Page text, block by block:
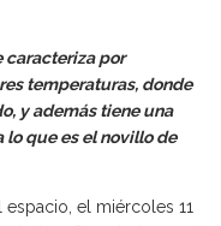
caracteriza por
temperaturas, donde
y además tiene una
lo que es el novillo de
el miércoles 11